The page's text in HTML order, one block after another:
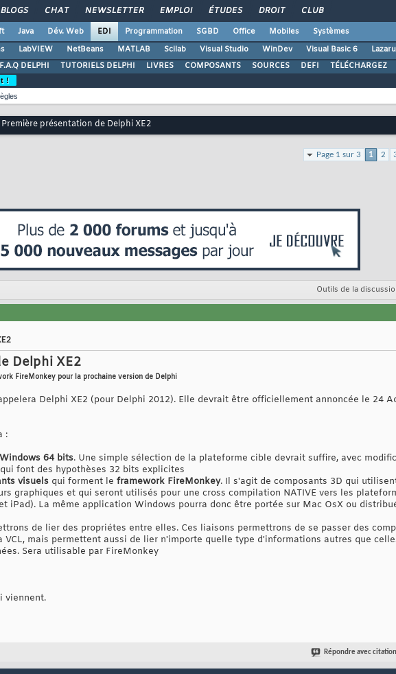
BLOGS CHAT NEWSLETTER EMPLOI ÉTUDES DROIT CLUB
Java Dév. Web EDI Programmation SGBD Office Mobiles
Systèmes
LabVIEW NetBeans MATLAB Scilab Visual Studio WinDev Visual Basic 6
F.A.Q DELPHI TUTORIELS DELPHI LIVRES COMPOSANTS SOURCES DEFI TÉLÉCHARGEZ
!
Première présentation de Delphi XE2
Page 1 sur 3 1 2
Outils de la
Delphi XE2
FireMonkey pour la prochaine version de Delphi
Delphi XE2 (pour Delphi 2012). Elle devrait être officiellement annoncée le 24
:
64 bits. Une simple sélection de la plateforme cible devrait suffire, avec
font des hypothèses 32 bits explicites
visuels qui forment le framework FireMonkey. Il s'agit de composants 3D qui
graphiques et qui seront utilisés pour une cross compilation NATIVE vers les
iPad). La même application Windows pourra donc être portée sur Mac OsX ou
de lier des propriétes entre elles. Ces liaisons permettrons de se passer des
VCL, mais permettent aussi de lier n'importe quelle type d'informations autres que
Sera utilisable par FireMonkey
viennent.
Répondre avec citation